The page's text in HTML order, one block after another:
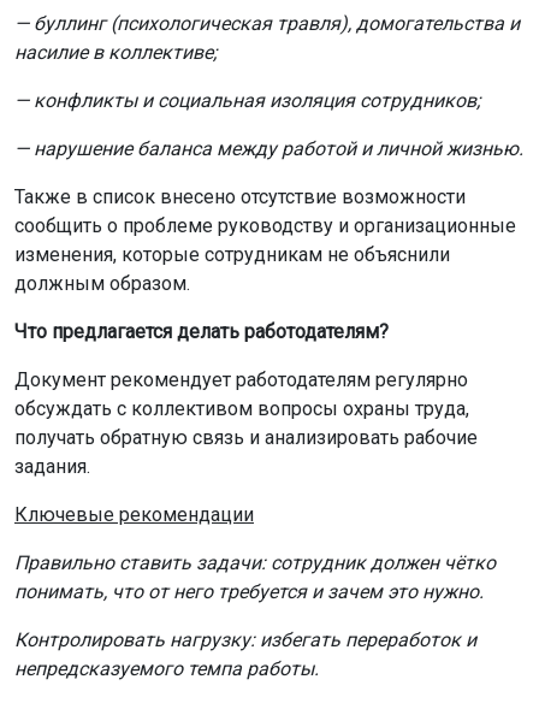
— буллинг (психологическая травля), домогательства и
насилие в коллективе;
— конфликты и социальная изоляция сотрудников;
— нарушение баланса между работой и личной жизнью.
Также в список внесено отсутствие возможности
сообщить о проблеме руководству и организационные
изменения, которые сотрудникам не объяснили
должным образом.
Что предлагается делать работодателям?
Документ рекомендует работодателям регулярно
обсуждать с коллективом вопросы охраны труда,
получать обратную связь и анализировать рабочие
задания.
Ключевые рекомендации
Правильно ставить задачи: сотрудник должен чётко
понимать, что от него требуется и зачем это нужно.
Контролировать нагрузку: избегать переработок и
непредсказуемого темпа работы.